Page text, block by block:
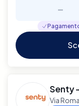
-
Senty
Via